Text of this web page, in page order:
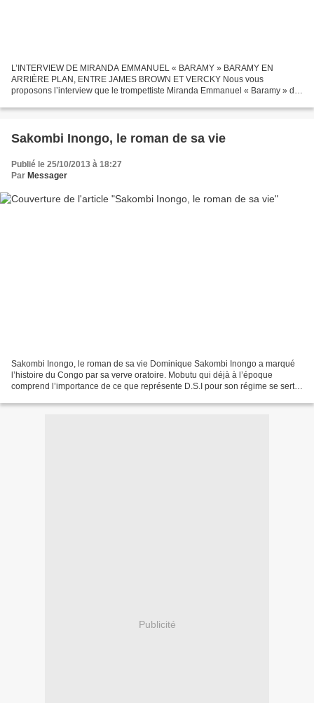
L’INTERVIEW DE MIRANDA EMMANUEL « BARAMY » BARAMY EN
ARRIÈRE PLAN, ENTRE JAMES BROWN ET VERCKY Nous vous
proposons l’interview que le trompettiste Miranda Emmanuel « Baramy » de
en...
Sakombi Inongo, le roman de sa vie
Publié le 25/10/2013 à 18:27
Par Messager
Sakombi Inongo, le roman de sa vie Dominique Sakombi Inongo a marqué
l’histoire du Congo par sa verve oratoire. Mobutu qui déjà à l’époque
comprend l’importance de ce que représente D.S.I pour son régime se sert
Publicité